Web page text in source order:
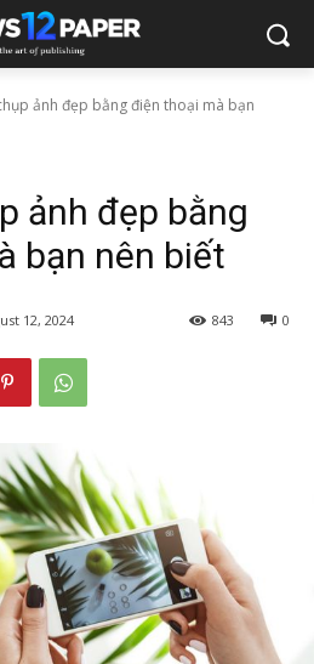
ảnh đẹp bằng điện thoại mà bạn
ảnh đẹp bằng
bạn nên biết
12, 2024 0
843